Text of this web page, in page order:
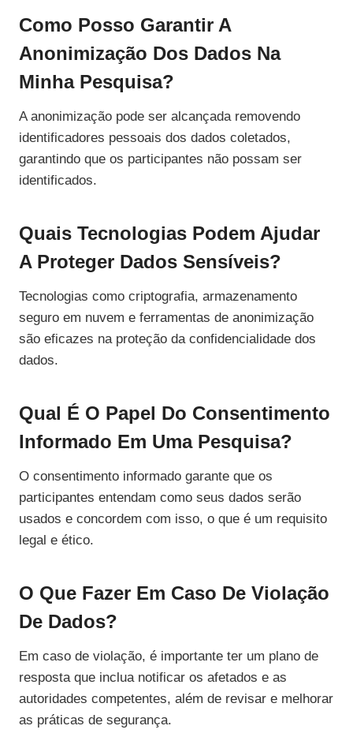
Como Posso Garantir A
Anonimização Dos Dados Na
Minha Pesquisa?
A anonimização pode ser alcançada removendo
identificadores pessoais dos dados coletados,
garantindo que os participantes não possam ser
identificados.
Quais Tecnologias Podem Ajudar
A Proteger Dados Sensíveis?
Tecnologias como criptografia, armazenamento
seguro em nuvem e ferramentas de anonimização
são eficazes na proteção da confidencialidade dos
dados.
Qual É O Papel Do Consentimento
Informado Em Uma Pesquisa?
O consentimento informado garante que os
participantes entendam como seus dados serão
usados e concordem com isso, o que é um requisito
legal e ético.
O Que Fazer Em Caso De Violação
De Dados?
Em caso de violação, é importante ter um plano de
resposta que inclua notificar os afetados e as
autoridades competentes, além de revisar e melhorar
as práticas de segurança.